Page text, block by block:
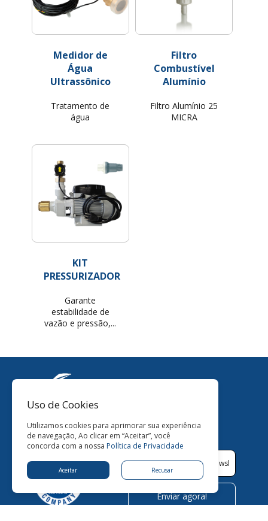
Medidor de
Água
Ultrassônico
Tratamento de
água
Filtro
Combustível
Alumínio
Filtro Alumínio 25
MICRA
KIT
PRESSURIZADOR
Garante
estabilidade de
vazão e pressão,...
Uso de Cookies
Utilizamos cookies para aprimorar sua experiência
de navegação, Ao clicar em “Aceitar”, você
concorda com a nossa Política de Privacidade
Aceitar Recusar
Atendimento:
Seg. a Sexta: 8:00 - 17:48